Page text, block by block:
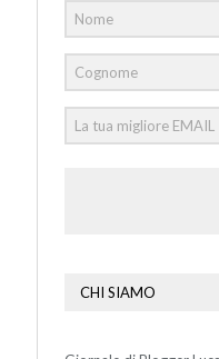
CHI SIAMO